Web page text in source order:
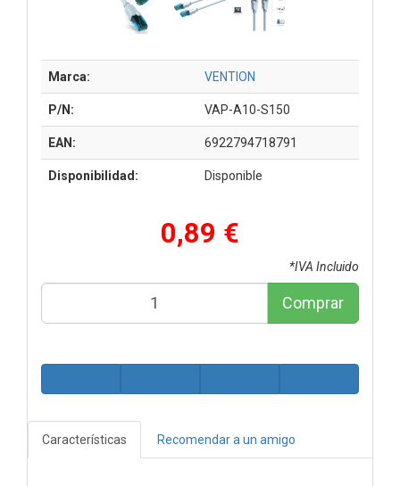
Marca: VENTION
P/N: VAP-A10-S150
EAN: 6922794718791
Disponibilidad: Disponible
0,89 €
*IVA Incluido
Comprar
Características Recomendar a un amigo